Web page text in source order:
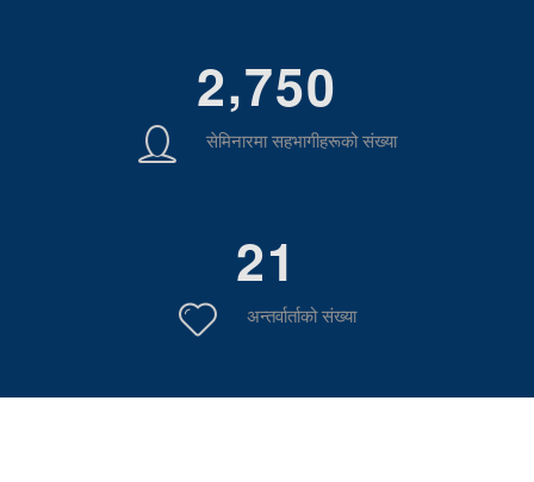
2,750
सेमिनारमा सहभागीहरूको संख्या
21
अन्तर्वार्ताको संख्या